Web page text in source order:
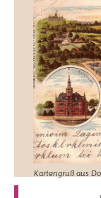
Kartengruß aus